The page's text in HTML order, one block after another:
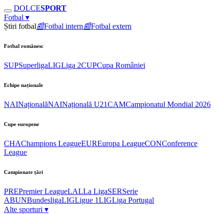
DOLCESPORT
Fotbal ▾
Știri fotbal📰Fotbal intern📰Fotbal extern
Fotbal românesc
SUPSuperligaLIGLiga 2CUPCupa României
Echipe naționale
NAINaționalăNAINațională U21CAMCampionatul Mondial 2026
Cupe europene
CHAChampions LeagueEUREuropa LeagueCONConference
League
Campionate țări
PREPremier LeagueLALLa LigaSERSerie
ABUNBundesligaLIGLigue 1LIGLiga Portugal
Alte sporturi ▾